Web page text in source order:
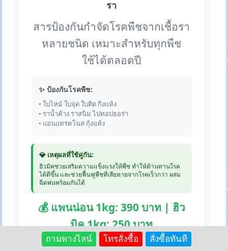
รา
สารป้องกันกำจัดโรคพืชจากเชื้อรา
หลายชนิด เหมาะสำหรับทุกพืช
ใช้ได้ตลอดปี
✨ ป้องกันโรคพืช:
• ใบไหม้ ใบจุด ใบติด กิ่งแห้ง
• ราน้ำค้าง ราสนิม ไปทอปธอร่า
• แอนแทรคโนส กุ้งแห้ง
💎 เหตุผลที่ใช้คู่กัน:
ฮิวมิคช่วยเสริมความแข็งแรงให้พืช ทำให้ต้านทานโรค
ได้ดีขึ้น และช่วยฟื้นฟูพืชที่เสียหายจากโรคเร็วกว่า ผสม
ฉีดพ่นพร้อมกันได้
💰 แพนน่อน 1kg: 390 บาท | ฮิว
มิค 1kg: 250 บาท
ถามทางไลน์ โทรสั่งซื้อ สั่งซื้อทันที